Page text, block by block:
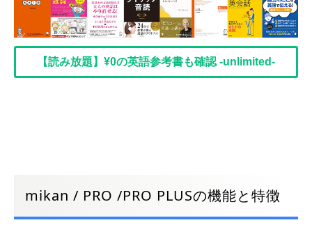
【読み放題】¥0の英語参考書も確認 -unlimited-
mikan / PRO /PRO PLUSの機能と特徴